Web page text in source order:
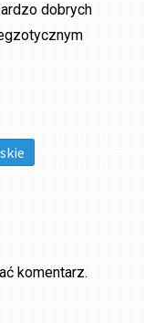
dobrych
komentarz.